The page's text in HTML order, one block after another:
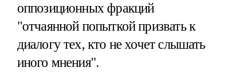
оппозиционных фракций
"отчаянной попыткой призвать к
диалогу тех, кто не хочет слышать
иного мнения".